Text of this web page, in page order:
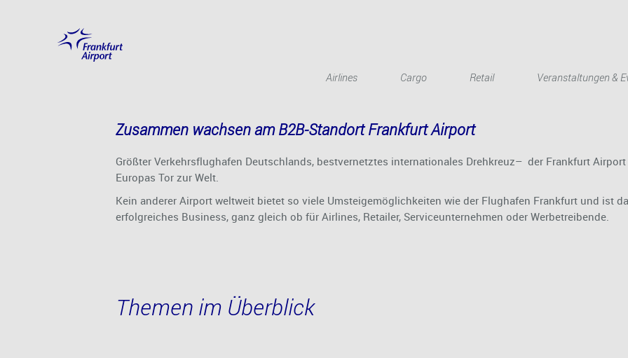
Airlines
Cargo Retail Veranstaltungen &
Zusammen wachsen am B2B-Standort Frankfurt Airport
Größter Verkehrsflughafen Deutschlands, bestvernetztes internationales Drehkreuz– der Frankfurt
Europas Tor zur Welt.
Kein anderer Airport weltweit bietet so viele Umsteigemöglichkeiten wie der Flughafen Frankfurt und ist
erfolgreiches Business, ganz gleich ob für Airlines, Retailer, Serviceunternehmen oder Werbetreibende.
Themen im Überblick